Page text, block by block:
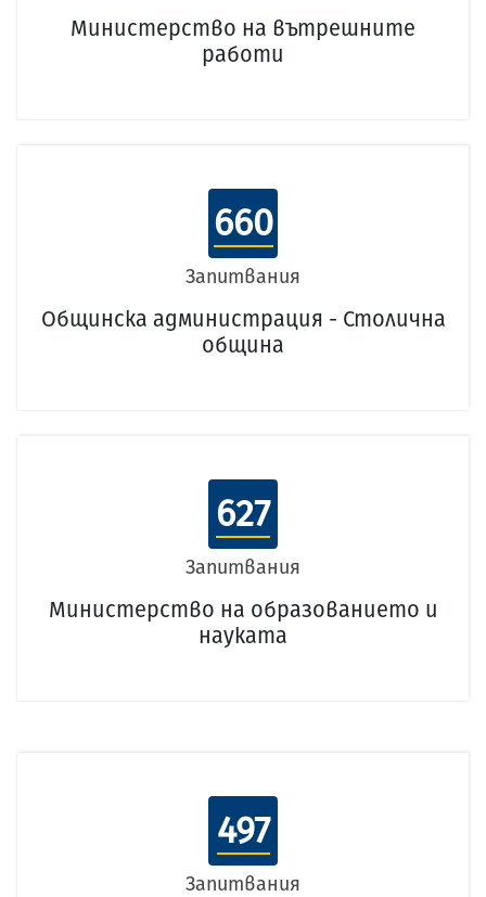
Министерство на вътрешните
работи
660
Запитвания
Общинска администрация - Столична
община
627
Запитвания
Министерство на образованието и
науката
497
Запитвания